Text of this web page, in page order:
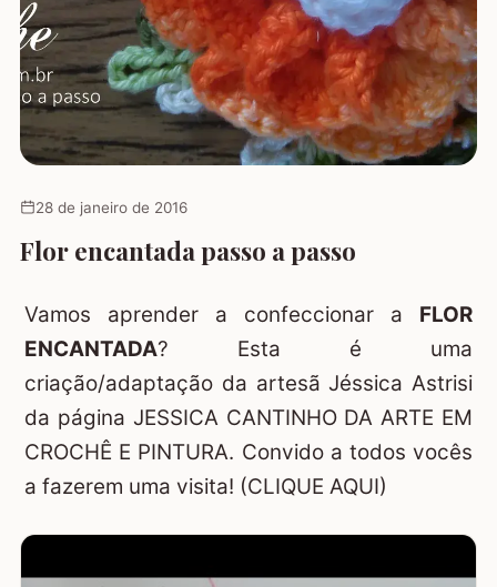
28 de janeiro de 2016
Flor encantada passo a passo
Vamos aprender a confeccionar a FLOR
ENCANTADA? Esta é uma
criação/adaptação da artesã Jéssica Astrisi
da página JESSICA CANTINHO DA ARTE EM
CROCHÊ E PINTURA. Convido a todos vocês
a fazerem uma visita! (CLIQUE AQUI)